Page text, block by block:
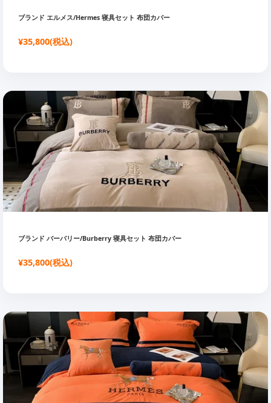
ブランド エルメス/Hermes 寝具セット 布団カバー
¥35,800(税込)
ブランド バーバリー/Burberry 寝具セット 布団カバー
¥35,800(税込)